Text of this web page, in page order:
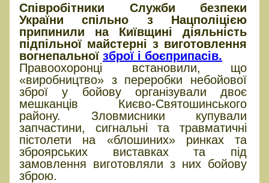
Співробітники Служби безпеки
України спільно з Нацполіцією
припинили на Київщині діяльність
підпільної майстерні з виготовлення
вогнепальної зброї і боєприпасів.
Правоохоронці встановили, що
«виробництво» з переробки небойової
зброї у бойову організували двоє
мешканців Києво-Святошинського
району. Зловмисники купували
запчастини, сигнальні та травматичні
пістолети на «блошиних» ринках та
зброярських виставках та під
замовлення виготовляли з них бойову
зброю.